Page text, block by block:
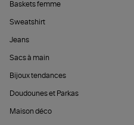
Baskets femme
Sweatshirt
Jeans
Sacs à main
Bijoux tendances
Doudounes et Parkas
Maison déco